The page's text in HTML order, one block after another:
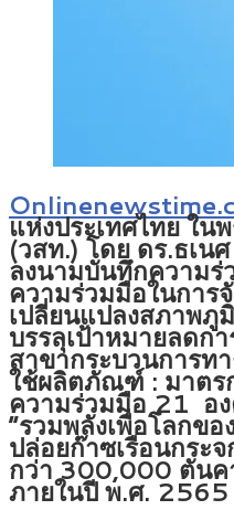
แห่งประเทศไทย ใน
(วสท.) โดย ดร.ธเน
ลงนามบันทึกความร่
ความร่วมมือในการ
เปลี่ยนแปลงสภาพภู
บรรลุเป้าหมายลดก
สาขากระบวนการท
ใช้ผลิตภัณฑ์ : มาตร
ความร่วมมือ 21 อ
“รวมพลังเพื่อโลกขอ
ปล่อยก๊าซเรือนกระ
กว่า 300,000 ตันค
ภายในปี พ.ศ.